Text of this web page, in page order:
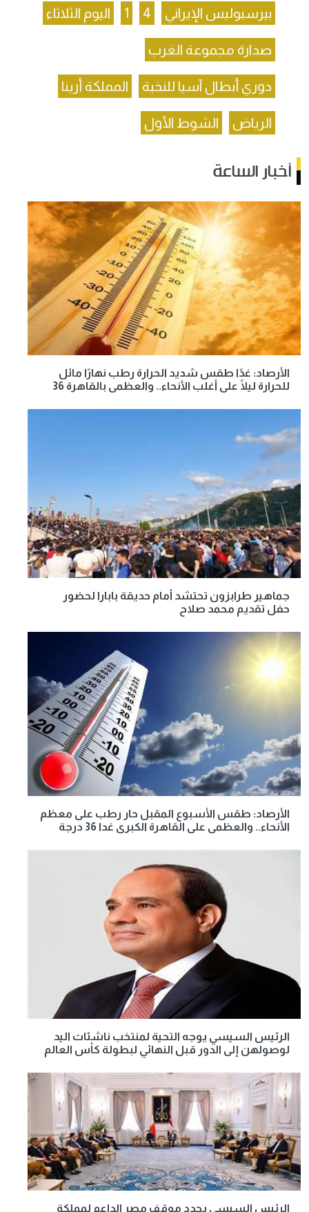
بيرسبوليس الإيراني 4
1 اليوم الثلاثاء
صدارة مجموعة الغرب
دوري أبطال آسيا للنخبة المملكة أرينا
الرياض الشوط الأول
أخبار الساعة
الأرصاد: غدًا طقس شديد الحرارة رطب نهارًا مائل
للحرارة ليلًا على أغلب الأنحاء.. والعظمى بالقاهرة 36
جماهير طرابزون تحتشد أمام حديقة بابارا لحضور
حفل تقديم محمد صلاح
الأرصاد: طقس الأسبوع المقبل حار رطب على معظم
الأنحاء.. والعظمى على القاهرة الكبرى غدا 36 درجة
الرئيس السيسي يوجه التحية لمنتخب ناشئات اليد
لوصولهن إلى الدور قبل النهائي لبطولة كأس العالم
الرئيس السيسي يجدد موقف مصر الداعم لمملكة